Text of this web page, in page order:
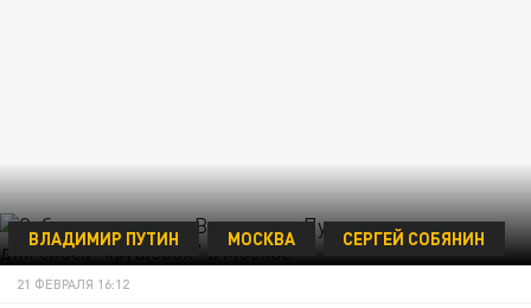
ВЛАДИМИР ПУТИН МОСКВА СЕРГЕЙ СОБЯНИН
21 ФЕВРАЛЯ 16:12